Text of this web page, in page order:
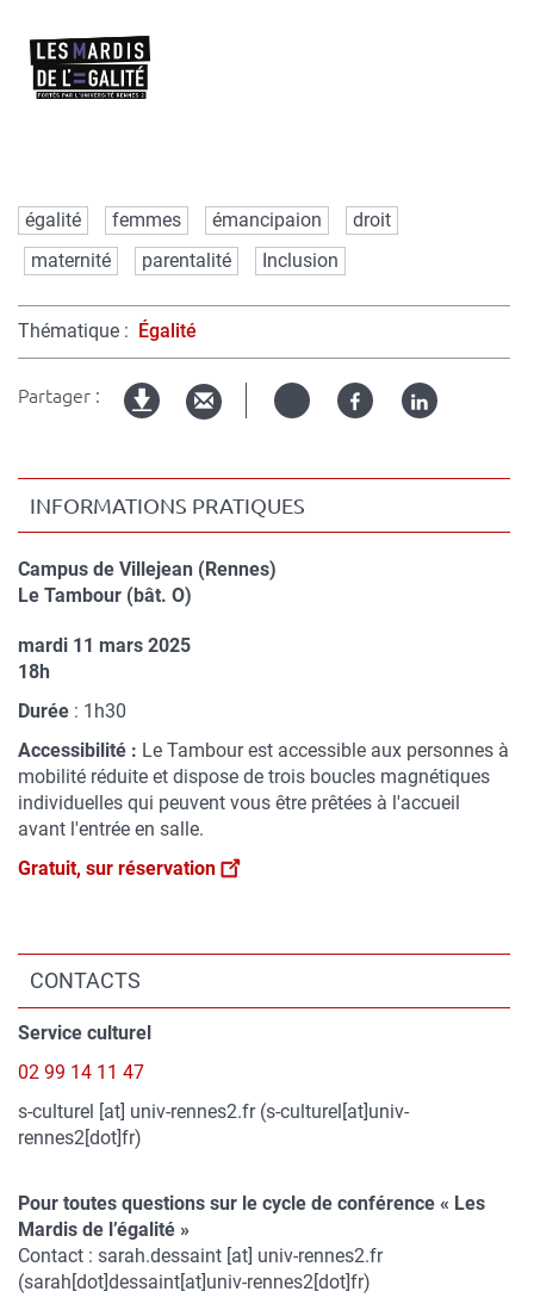
Mots
clés
égalité femmes émancipaion
droit
maternité
parentalité Inclusion
Thématique Égalité
Partager : Twitter FacebookLinked
INFORMATIONS PRATIQUES
Campus de Villejean (Rennes)
Compléments
lieu
Le Tambour (bât. O)
mardi 11 mars 2025
Complément
date
18h
Durée : 1h30
Accessibilité : Le Tambour est accessible aux personnes à
mobilité réduite et dispose de trois boucles magnétiques
individuelles qui peuvent vous être prêtées à l'accueil
avant l'entrée en salle.
Gratuit, sur réservation
Blocs
personnalisables
CONTACTS
Contenu
bloc
Service culturel
02 99 14 11 47
s-culturel [at] univ-rennes2.fr(s-culturel[at]univ-
rennes2[dot]fr)
Pour toutes questions sur le cycle de conférence « Les
Mardis de l’égalité »
Contact : sarah.dessaint [at] univ-rennes2.fr
(sarah[dot]dessaint[at]univ-rennes2[dot]fr)